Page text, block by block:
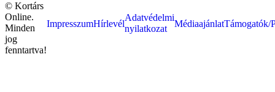
© Kortárs
Online.
Minden
jog
fenntartva!
ImpresszumHírlevél
Adatvédelmi
nyilatkozat
MédiaajánlatTámogatók/